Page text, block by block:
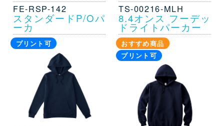
FE-RSP-142
スタンダードP/Oパ
ーカ
プリント可
TS-00216-MLH
8.4オンス フーデッ
ドライトパーカー
おすすめ商品
プリント可